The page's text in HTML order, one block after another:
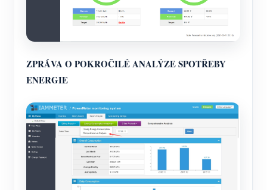
ZPRÁVA O POKROČILÉ ANALÝZE SPOTŘEBY
ENERGIE